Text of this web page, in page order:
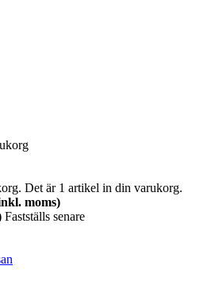
Det är 1 artikel in din varukorg.
moms)
Fastställs senare